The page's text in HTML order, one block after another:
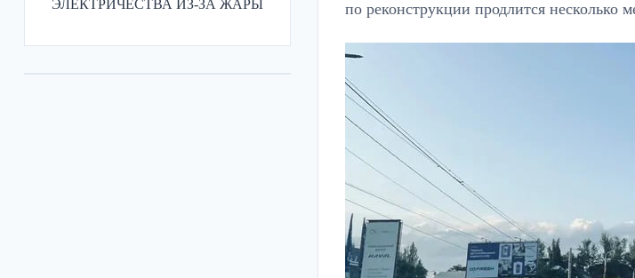
ЭЛЕКТРИЧЕСТВА ИЗ-ЗА ЖАРЫ
по реконструкции продлится несколько